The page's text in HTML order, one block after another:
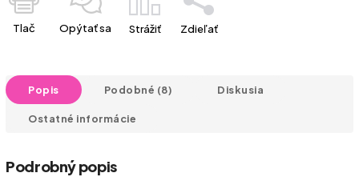
Tlač Opýtať sa Strážiť Zdieľať
Popis Podobné (8) Diskusia
Ostatné informácie
Podrobný popis